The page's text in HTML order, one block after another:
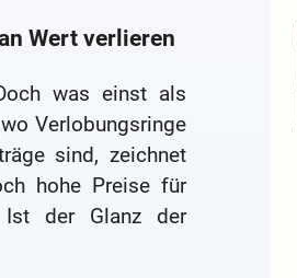
Wert verlieren
was einst als
Verlobungsringe
sind, zeichnet
hohe Preise für
Ist der Glanz der